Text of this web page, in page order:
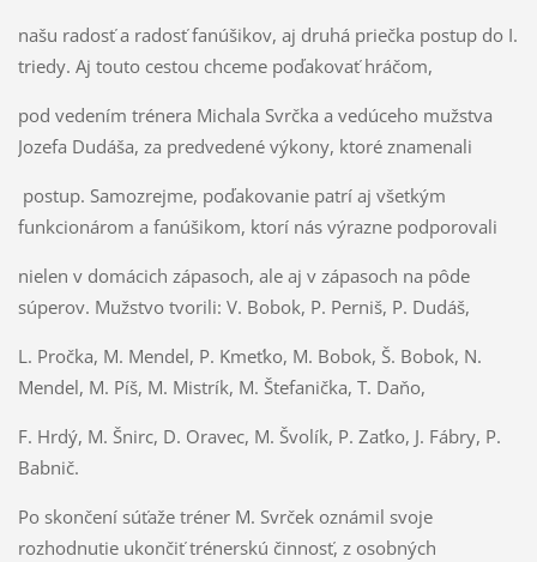
našu radosť a radosť fanúšikov, aj druhá priečka postup do I.
triedy. Aj touto cestou chceme poďakovať hráčom,
pod vedením trénera Michala Svrčka a vedúceho mužstva
Jozefa Dudáša, za predvedené výkony, ktoré znamenali
postup. Samozrejme, poďakovanie patrí aj všetkým
funkcionárom a fanúšikom, ktorí nás výrazne podporovali
nielen v domácich zápasoch, ale aj v zápasoch na pôde
súperov. Mužstvo tvorili: V. Bobok, P. Perniš, P. Dudáš,
L. Pročka, M. Mendel, P. Kmeťko, M. Bobok, Š. Bobok, N.
Mendel, M. Píš, M. Mistrík, M. Štefanička, T. Daňo,
F. Hrdý, M. Šnirc, D. Oravec, M. Švolík, P. Zaťko, J. Fábry, P.
Babnič.
Po skončení súťaže tréner M. Svrček oznámil svoje
rozhodnutie ukončiť trénerskú činnosť, z osobných